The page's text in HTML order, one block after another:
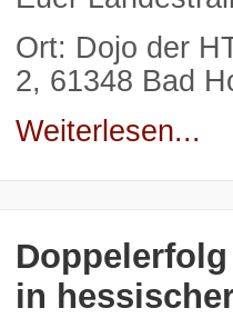
Ort: Dojo der
2, 61348 Bad
Weiterlesen...
in